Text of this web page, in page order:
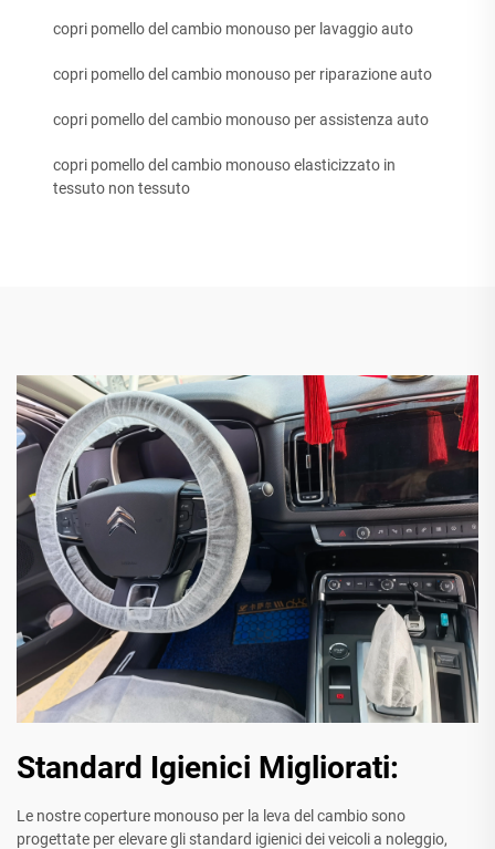
copri pomello del cambio monouso per lavaggio auto
copri pomello del cambio monouso per riparazione auto
copri pomello del cambio monouso per assistenza auto
copri pomello del cambio monouso elasticizzato in
tessuto non tessuto
Standard Igienici Migliorati:
Le nostre coperture monouso per la leva del cambio sono
progettate per elevare gli standard igienici dei veicoli a noleggio,